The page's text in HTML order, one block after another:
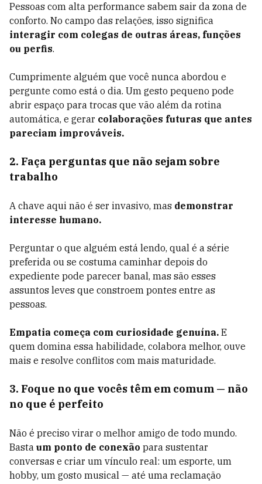
Pessoas com alta performance sabem sair da zona de
conforto. No campo das relações, isso significa
interagir com colegas de outras áreas, funções
ou perfis.
Cumprimente alguém que você nunca abordou e
pergunte como está o dia. Um gesto pequeno pode
abrir espaço para trocas que vão além da rotina
automática, e gerar colaborações futuras que antes
pareciam improváveis.
2. Faça perguntas que não sejam sobre
trabalho
A chave aqui não é ser invasivo, mas demonstrar
interesse humano.
Perguntar o que alguém está lendo, qual é a série
preferida ou se costuma caminhar depois do
expediente pode parecer banal, mas são esses
assuntos leves que constroem pontes entre as
pessoas.
Empatia começa com curiosidade genuína. E
quem domina essa habilidade, colabora melhor, ouve
mais e resolve conflitos com mais maturidade.
3. Foque no que vocês têm em comum — não
no que é perfeito
Não é preciso virar o melhor amigo de todo mundo.
Basta um ponto de conexão para sustentar
conversas e criar um vínculo real: um esporte, um
hobby, um gosto musical — até uma reclamação